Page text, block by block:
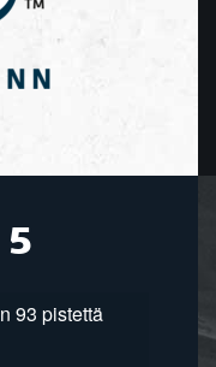
5
93 pistettä